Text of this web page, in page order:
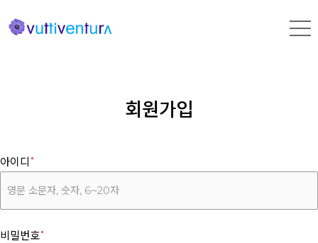
회원가입
아이디
비밀번호